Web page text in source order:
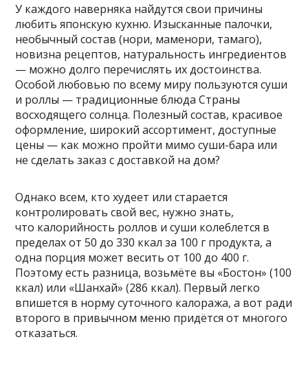
У каждого наверняка найдутся свои причины
любить японскую кухню. Изысканные палочки,
необычный состав (нори, маменори, тамаго),
новизна рецептов, натуральность ингредиентов
— можно долго перечислять их достоинства.
Особой любовью по всему миру пользуются суши
и роллы — традиционные блюда Страны
восходящего солнца. Полезный состав, красивое
оформление, широкий ассортимент, доступные
цены — как можно пройти мимо суши-бара или
не сделать заказ с доставкой на дом?
Однако всем, кто худеет или старается
контролировать свой вес, нужно знать,
что калорийность роллов и суши колеблется в
пределах от 50 до 330 ккал за 100 г продукта, а
одна порция может весить от 100 до 400 г.
Поэтому есть разница, возьмёте вы «Бостон» (100
ккал) или «Шанхай» (286 ккал). Первый легко
впишется в норму суточного калоража, а вот ради
второго в привычном меню придётся от многого
отказаться.